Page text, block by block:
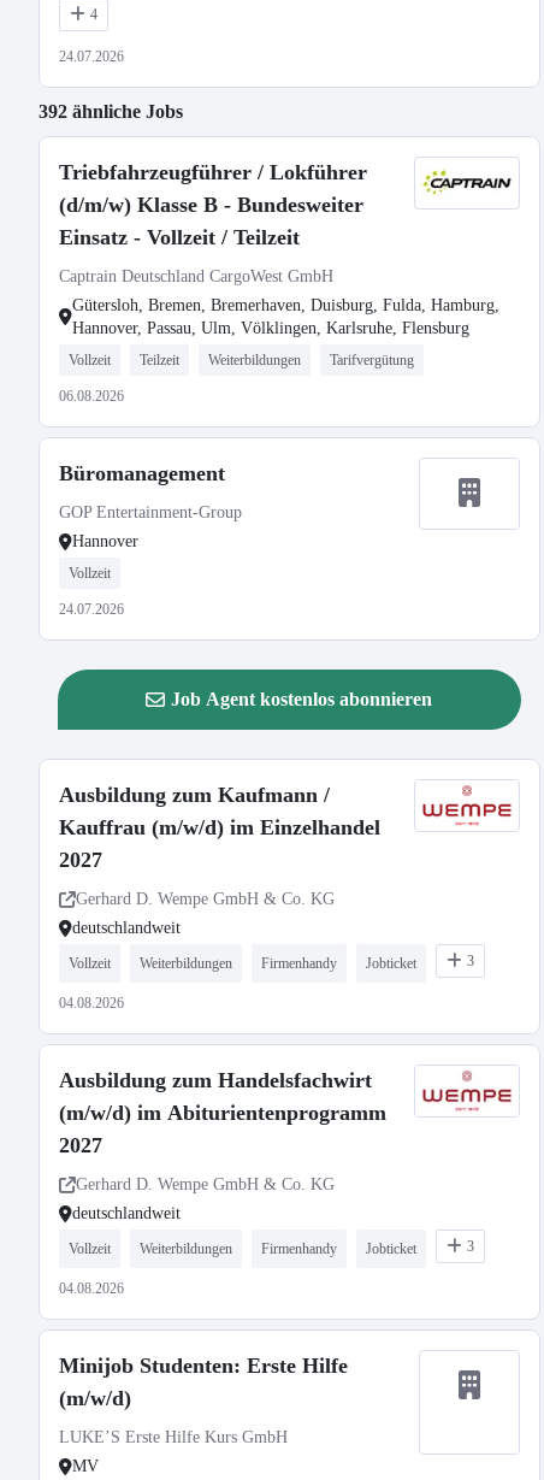
4
24.07.2026
392 ähnliche Jobs
Triebfahrzeugführer / Lokführer
(d/m/w) Klasse B - Bundesweiter
Einsatz - Vollzeit / Teilzeit
Captrain Deutschland CargoWest GmbH
Gütersloh, Bremen, Bremerhaven, Duisburg, Fulda, Hamburg,
Hannover, Passau, Ulm, Völklingen, Karlsruhe, Flensburg
Vollzeit Teilzeit Weiterbildungen Tarifvergütung
06.08.2026
Büromanagement
GOP Entertainment-Group
Hannover
Vollzeit
24.07.2026
Job Agent kostenlos abonnieren
Ausbildung zum Kaufmann /
Kauffrau (m/w/d) im Einzelhandel
2027
Gerhard D. Wempe GmbH & Co. KG
deutschlandweit
Vollzeit Weiterbildungen Firmenhandy Jobticket 3
04.08.2026
Ausbildung zum Handelsfachwirt
(m/w/d) im Abiturientenprogramm
2027
Gerhard D. Wempe GmbH & Co. KG
deutschlandweit
Vollzeit Weiterbildungen Firmenhandy Jobticket 3
04.08.2026
Minijob Studenten: Erste Hilfe
(m/w/d)
LUKE’S Erste Hilfe Kurs GmbH
MV